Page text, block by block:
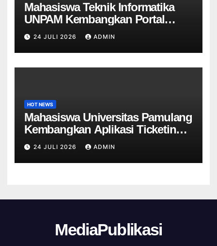
Mahasiswa Teknik Informatika
UNPAM Kembangkan Portal
Informasi Sekolah Berbasis Web
untuk SDN Curug 4
24 JULI 2026 ADMIN
HOT NEWS
Mahasiswa Universitas Pamulang
Kembangkan Aplikasi Ticketing
Helpdesk untuk Divisi Sapras
Universitas Tangerang raya
24 JULI 2026 ADMIN
MediaPublikasi